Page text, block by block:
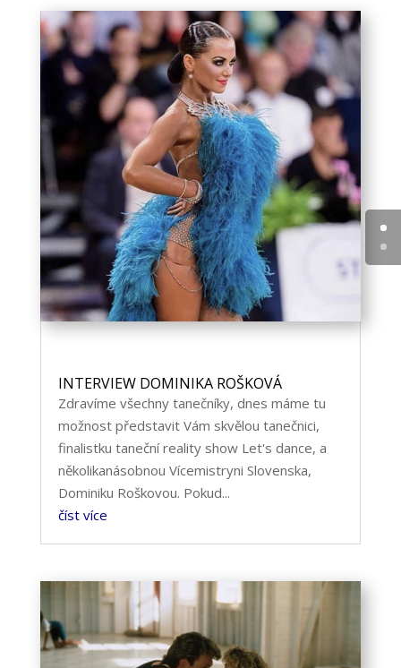
INTERVIEW DOMINIKA ROŠKOVÁ
Zdravíme všechny tanečníky, dnes máme tu
možnost představit Vám skvělou tanečnici,
finalistku taneční reality show Let's dance, a
několikanásobnou Vícemistryni Slovenska,
Dominiku Roškovou. Pokud...
číst více